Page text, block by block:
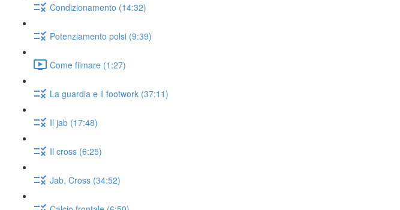
Condizionamento (14:32)
Potenziamento polsi (9:39)
Come filmare (1:27)
La guardia e il footwork (37:11)
Il jab (17:48)
Il cross (6:25)
Jab, Cross (34:52)